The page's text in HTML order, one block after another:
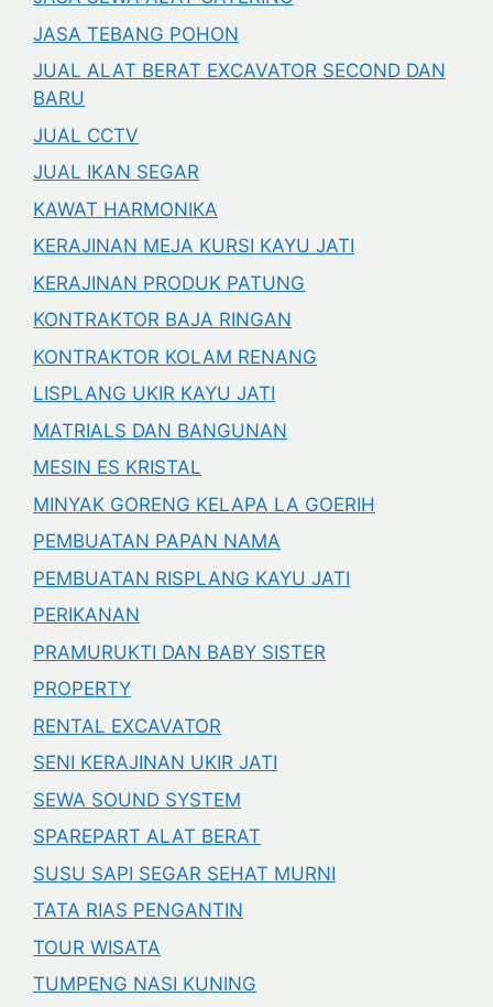
JASA TEBANG POHON
JUAL ALAT BERAT EXCAVATOR SECOND DAN
BARU
JUAL CCTV
JUAL IKAN SEGAR
KAWAT HARMONIKA
KERAJINAN MEJA KURSI KAYU JATI
KERAJINAN PRODUK PATUNG
KONTRAKTOR BAJA RINGAN
KONTRAKTOR KOLAM RENANG
LISPLANG UKIR KAYU JATI
MATRIALS DAN BANGUNAN
MESIN ES KRISTAL
MINYAK GORENG KELAPA LA GOERIH
PEMBUATAN PAPAN NAMA
PEMBUATAN RISPLANG KAYU JATI
PERIKANAN
PRAMURUKTI DAN BABY SISTER
PROPERTY
RENTAL EXCAVATOR
SENI KERAJINAN UKIR JATI
SEWA SOUND SYSTEM
SPAREPART ALAT BERAT
SUSU SAPI SEGAR SEHAT MURNI
TATA RIAS PENGANTIN
TOUR WISATA
TUMPENG NASI KUNING